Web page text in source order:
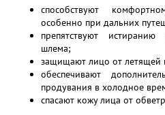
способствуют
особенно при дальних
препятствуют
шлема;
защищают лицо от летящей
обеспечивают
продувания в холодное
спасают кожу лица от